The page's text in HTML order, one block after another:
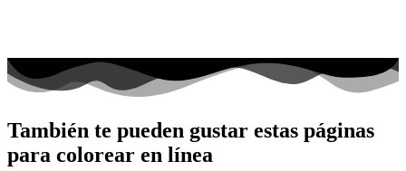
También te pueden gustar estas páginas
para colorear en línea